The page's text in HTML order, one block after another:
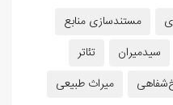
مستندسازی منابع
سیدمیران
تئاتر
میراث طبیعی